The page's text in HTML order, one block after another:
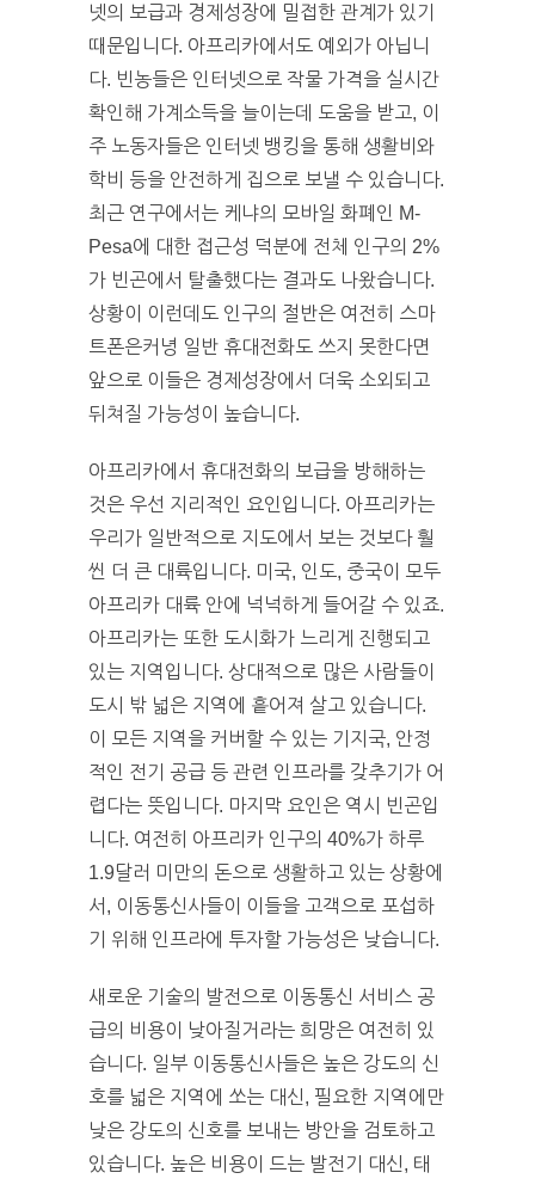
넷의 보급과 경제성장에 밀접한 관계가 있기
때문입니다. 아프리카에서도 예외가 아닙니
다. 빈농들은 인터넷으로 작물 가격을 실시간
확인해 가계소득을 늘이는데 도움을 받고, 이
주 노동자들은 인터넷 뱅킹을 통해 생활비와
학비 등을 안전하게 집으로 보낼 수 있습니다.
최근 연구에서는 케냐의 모바일 화폐인 M-
Pesa에 대한 접근성 덕분에 전체 인구의 2%
가 빈곤에서 탈출했다는 결과도 나왔습니다.
상황이 이런데도 인구의 절반은 여전히 스마
트폰은커녕 일반 휴대전화도 쓰지 못한다면
앞으로 이들은 경제성장에서 더욱 소외되고
뒤쳐질 가능성이 높습니다.
아프리카에서 휴대전화의 보급을 방해하는
것은 우선 지리적인 요인입니다. 아프리카는
우리가 일반적으로 지도에서 보는 것보다 훨
씬 더 큰 대륙입니다. 미국, 인도, 중국이 모두
아프리카 대륙 안에 넉넉하게 들어갈 수 있죠.
아프리카는 또한 도시화가 느리게 진행되고
있는 지역입니다. 상대적으로 많은 사람들이
도시 밖 넓은 지역에 흩어져 살고 있습니다.
이 모든 지역을 커버할 수 있는 기지국, 안정
적인 전기 공급 등 관련 인프라를 갖추기가 어
렵다는 뜻입니다. 마지막 요인은 역시 빈곤입
니다. 여전히 아프리카 인구의 40%가 하루
1.9달러 미만의 돈으로 생활하고 있는 상황에
서, 이동통신사들이 이들을 고객으로 포섭하
기 위해 인프라에 투자할 가능성은 낮습니다.
새로운 기술의 발전으로 이동통신 서비스 공
급의 비용이 낮아질거라는 희망은 여전히 있
습니다. 일부 이동통신사들은 높은 강도의 신
호를 넓은 지역에 쏘는 대신, 필요한 지역에만
낮은 강도의 신호를 보내는 방안을 검토하고
있습니다. 높은 비용이 드는 발전기 대신, 태